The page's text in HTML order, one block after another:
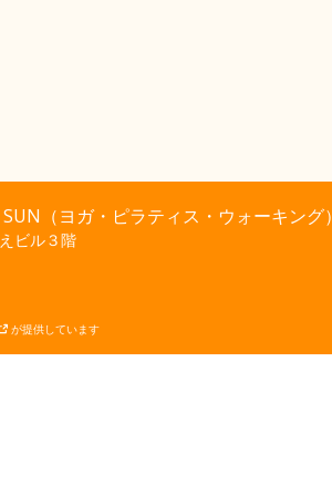
（ヨガ・ピラティス・ウォーキング）
ビル３階
が提供しています